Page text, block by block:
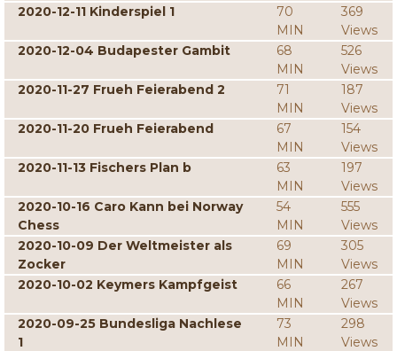
2020-12-11 Kinderspiel 1
70
MIN
369
Views
2020-12-04 Budapester Gambit
68
MIN
526
Views
2020-11-27 Frueh Feierabend 2
71
MIN
187
Views
2020-11-20 Frueh Feierabend
67
MIN
154
Views
2020-11-13 Fischers Plan b
63
MIN
197
Views
2020-10-16 Caro Kann bei Norway
Chess
54
MIN
555
Views
2020-10-09 Der Weltmeister als
Zocker
69
MIN
305
Views
2020-10-02 Keymers Kampfgeist
66
MIN
267
Views
2020-09-25 Bundesliga Nachlese
1
73
MIN
298
Views